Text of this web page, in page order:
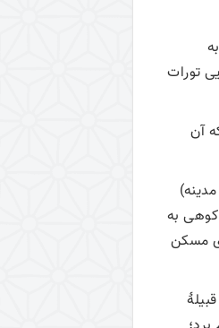
تورات
آن
كوهى به
مسكن